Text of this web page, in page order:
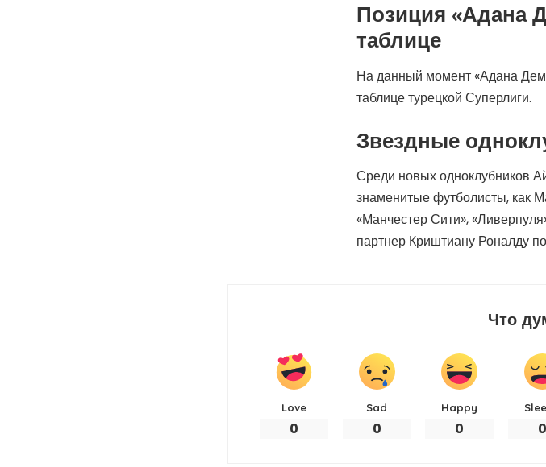
Позиция «Адана
таблице
На данный момент «Адана
таблице турецкой Суперлиги.
Звездные
Среди новых одноклубников
знаменитые футболисты, как
«Манчестер Сити»,
партнер Криштиану Роналду
Что
Love
0
Sad
0
Happy
0 0